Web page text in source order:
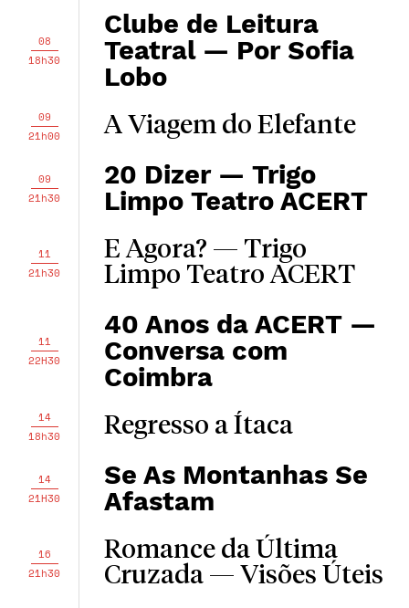
08
18h30
Clube de Leitura
Teatral — Por Sofia
Lobo
09
21h00
A Viagem do Elefante
09
21h30
20 Dizer — Trigo
Limpo Teatro ACERT
11
21h30
E Agora? — Trigo
Limpo Teatro ACERT
11
22H30
40 Anos da ACERT —
Conversa com
Coimbra
14
18h30
Regresso a Ítaca
14
21H30
Se As Montanhas Se
Afastam
16
21h30
Romance da Última
Cruzada — Visões Úteis